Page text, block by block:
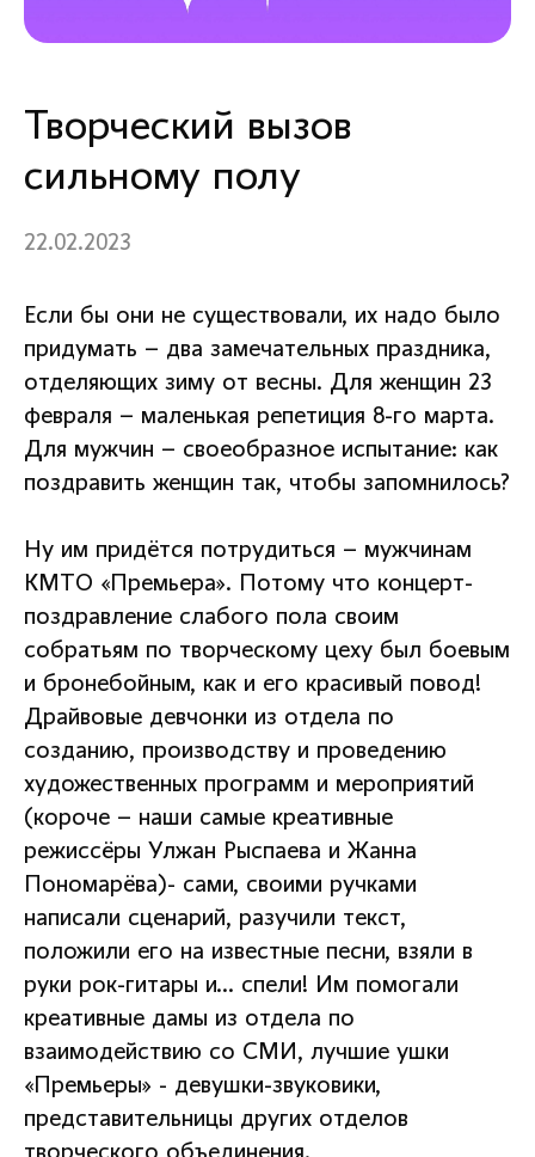
Творческий вызов
сильному полу
22.02.2023
Если бы они не существовали, их надо было
придумать – два замечательных праздника,
отделяющих зиму от весны. Для женщин 23
февраля – маленькая репетиция 8-го марта.
Для мужчин – своеобразное испытание: как
поздравить женщин так, чтобы запомнилось?
Ну им придётся потрудиться – мужчинам
КМТО «Премьера». Потому что концерт-
поздравление слабого пола своим
собратьям по творческому цеху был боевым
и бронебойным, как и его красивый повод!
Драйвовые девчонки из отдела по
созданию, производству и проведению
художественных программ и мероприятий
(короче – наши самые креативные
режиссёры Улжан Рыспаева и Жанна
Пономарёва)- сами, своими ручками
написали сценарий, разучили текст,
положили его на известные песни, взяли в
руки рок-гитары и… спели! Им помогали
креативные дамы из отдела по
взаимодействию со СМИ, лучшие ушки
«Премьеры» - девушки-звуковики,
представительницы других отделов